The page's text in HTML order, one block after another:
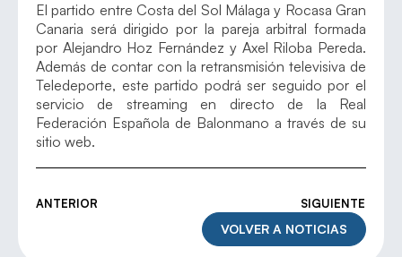
El partido entre Costa del Sol Málaga y Rocasa Gran
Canaria será dirigido por la pareja arbitral formada
por Alejandro Hoz Fernández y Axel Riloba Pereda.
Además de contar con la retransmisión televisiva de
Teledeporte, este partido podrá ser seguido por el
servicio de streaming en directo de la Real
Federación Española de Balonmano a través de su
sitio web.
ANTERIOR SIGUIENTE
VOLVER A NOTICIAS